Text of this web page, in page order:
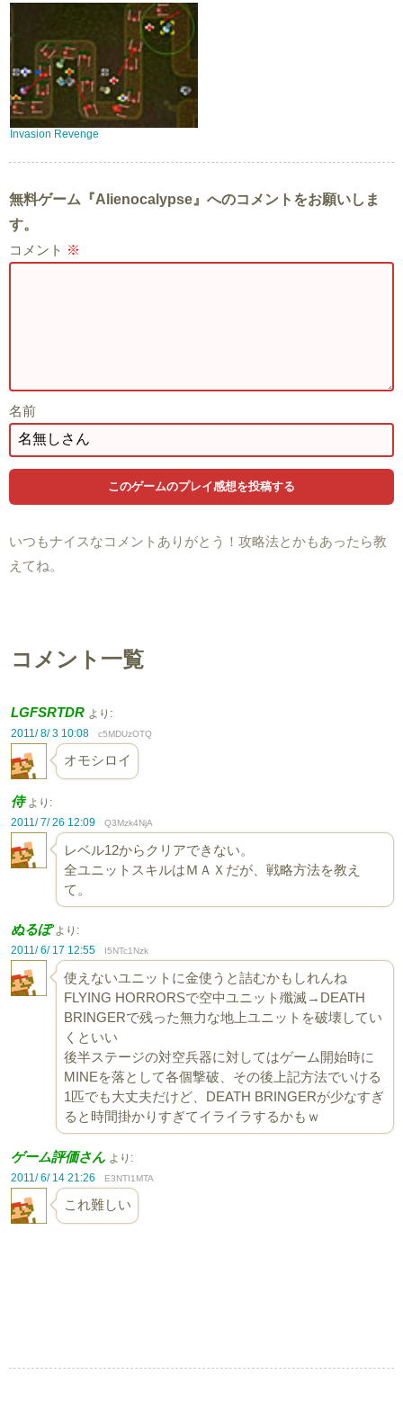
Invasion Revenge
無料ゲーム『Alienocalypse』へのコメントをお願いしま
す。
コメント ※
名前
いつもナイスなコメントありがとう！攻略法とかもあったら教
えてね。
コメント一覧
LGFSRTDR より:
2011/ 8/ 3 10:08
c5MDUzOTQ
オモシロイ
侍 より:
2011/ 7/ 26 12:09
Q3Mzk4NjA
レベル12からクリアできない。
全ユニットスキルはＭＡＸだが、戦略方法を教え
て。
ぬるぽ より:
2011/ 6/ 17 12:55
I5NTc1Nzk
使えないユニットに金使うと詰むかもしれんね
FLYING HORRORSで空中ユニット殲滅→DEATH
BRINGERで残った無力な地上ユニットを破壊してい
くといい
後半ステージの対空兵器に対してはゲーム開始時に
MINEを落として各個撃破、その後上記方法でいける
1匹でも大丈夫だけど、DEATH BRINGERが少なすぎ
ると時間掛かりすぎてイライラするかもｗ
ゲーム評価さん より:
2011/ 6/ 14 21:26
E3NTI1MTA
これ難しい